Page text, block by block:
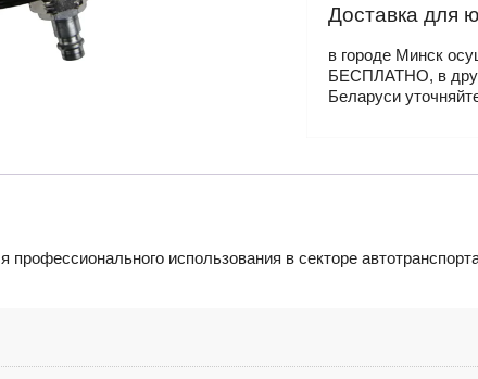
Доставка для
в городе Минск
БЕСПЛАТНО, в
Беларуси
профессионального использования в секторе